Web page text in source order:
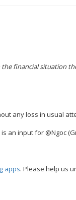
financial situation
any loss in usual
an input for @Ngoc
apps. Please help us